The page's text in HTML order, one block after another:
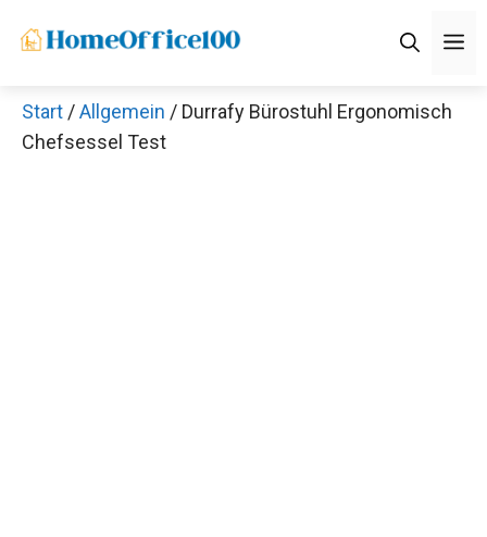
Inhalt
Start /Allgemein / Durrafy Bürostuhl Ergonomisch
Chefsessel Test